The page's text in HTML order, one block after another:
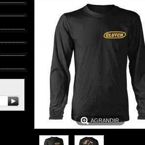
AGRANDIR